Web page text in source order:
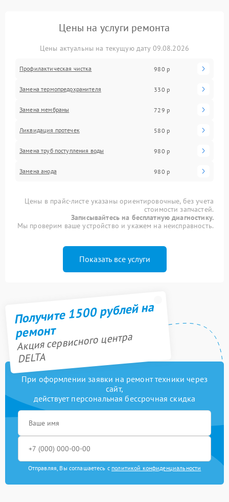
Цены на услуги ремонта
Цены актуальны на текущую дату 09.08.2026
Профилактическая чистка 980 р
Замена термопредохранителя 330 р
Замена мембраны 729 р
Ликвидация протечек 580 р
Замена труб поступления воды 980 р
Замена анода 980 р
Цены в прайс-листе указаны ориентировочные, без учета
стоимости запчастей.
Записывайтесь на бесплатную диагностику.
Мы проверим ваше устройство и укажем на неисправность.
Показать все услуги
Получите 1500 рублей на
ремонт
Акция сервисного центра
DELTA
При оформлении заявки на ремонт техники через
сайт,
действует персональная бессрочная скидка
Отправляя, Вы соглашаетесь с политикой конфиденциальности